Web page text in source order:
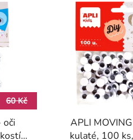
60 Kč
oči
APLI
kulaté, 100